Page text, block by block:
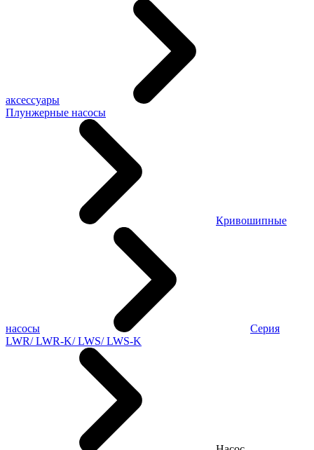
аксессуары
Плунжерные насосы
Кривошипные
насосы
Серия
LWR/ LWR-K/ LWS/ LWS-K